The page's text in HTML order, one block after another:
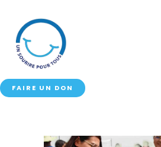
FAIRE UN DON